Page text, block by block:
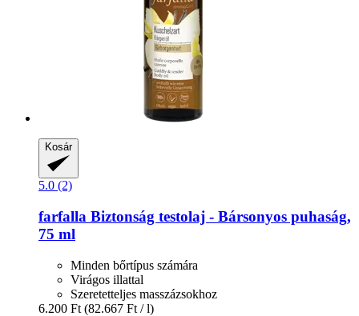
Kosár
5.0 (2)
farfalla Biztonság testolaj -​ Bársonyos puhaság,
75 ml
Minden bőrtípus számára
Virágos illattal
Szeretetteljes masszázsokhoz
6.200 Ft (82.667 Ft / l)